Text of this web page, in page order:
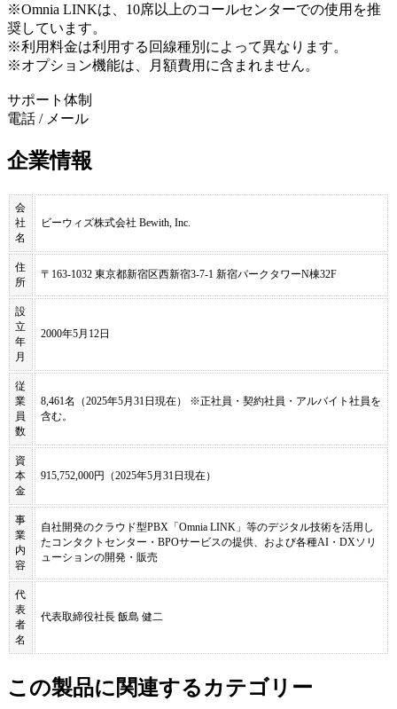
※Omnia LINKは、10席以上のコールセンターでの使用を推
奨しています。
※利用料金は利用する回線種別によって異なります。
※オプション機能は、月額費用に含まれません。
サポート体制
電話 / メール
企業情報
会
社
名
ビーウィズ株式会社 Bewith, Inc.
住
所
〒163-1032 東京都新宿区西新宿3-7-1 新宿パークタワーN棟32F
設
立
年
月
2000年5月12日
従
業
員
数
8,461名（2025年5月31日現在） ※正社員・契約社員・アルバイト社員を
含む。
資
本
金
915,752,000円（2025年5月31日現在）
事
業
内
容
自社開発のクラウド型PBX「Omnia LINK」等のデジタル技術を活用し
たコンタクトセンター・BPOサービスの提供、および各種AI・DXソリ
ューションの開発・販売
代
表
者
名
代表取締役社長 飯島 健二
この製品に関連するカテゴリー